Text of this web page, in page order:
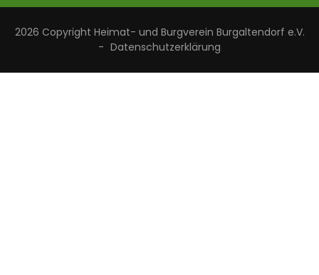
2026 Copyright Heimat- und Burgverein Burgaltendorf e.V.
- Datenschutzerklärung